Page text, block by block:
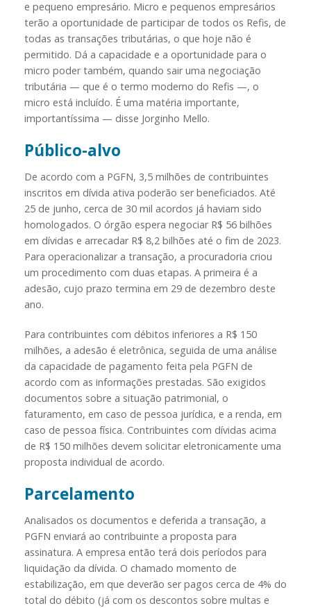
e pequeno empresário. Micro e pequenos empresários
terão a oportunidade de participar de todos os Refis, de
todas as transações tributárias, o que hoje não é
permitido. Dá a capacidade e a oportunidade para o
micro poder também, quando sair uma negociação
tributária — que é o termo moderno do Refis —, o
micro está incluído. É uma matéria importante,
importantíssima — disse Jorginho Mello.
Público-alvo
De acordo com a PGFN, 3,5 milhões de contribuintes
inscritos em dívida ativa poderão ser beneficiados. Até
25 de junho, cerca de 30 mil acordos já haviam sido
homologados. O órgão espera negociar R$ 56 bilhões
em dívidas e arrecadar R$ 8,2 bilhões até o fim de 2023.
Para operacionalizar a transação, a procuradoria criou
um procedimento com duas etapas. A primeira é a
adesão, cujo prazo termina em 29 de dezembro deste
ano.
Para contribuintes com débitos inferiores a R$ 150
milhões, a adesão é eletrônica, seguida de uma análise
da capacidade de pagamento feita pela PGFN de
acordo com as informações prestadas. São exigidos
documentos sobre a situação patrimonial, o
faturamento, em caso de pessoa jurídica, e a renda, em
caso de pessoa física. Contribuintes com dívidas acima
de R$ 150 milhões devem solicitar eletronicamente uma
proposta individual de acordo.
Parcelamento
Analisados os documentos e deferida a transação, a
PGFN enviará ao contribuinte a proposta para
assinatura. A empresa então terá dois períodos para
liquidação da dívida. O chamado momento de
estabilização, em que deverão ser pagos cerca de 4% do
total do débito (já com os descontos sobre multas e